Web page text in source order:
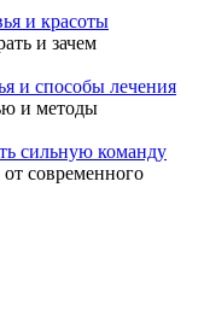
и красоты
и зачем
и способы лечения
и методы
сильную команду
современного